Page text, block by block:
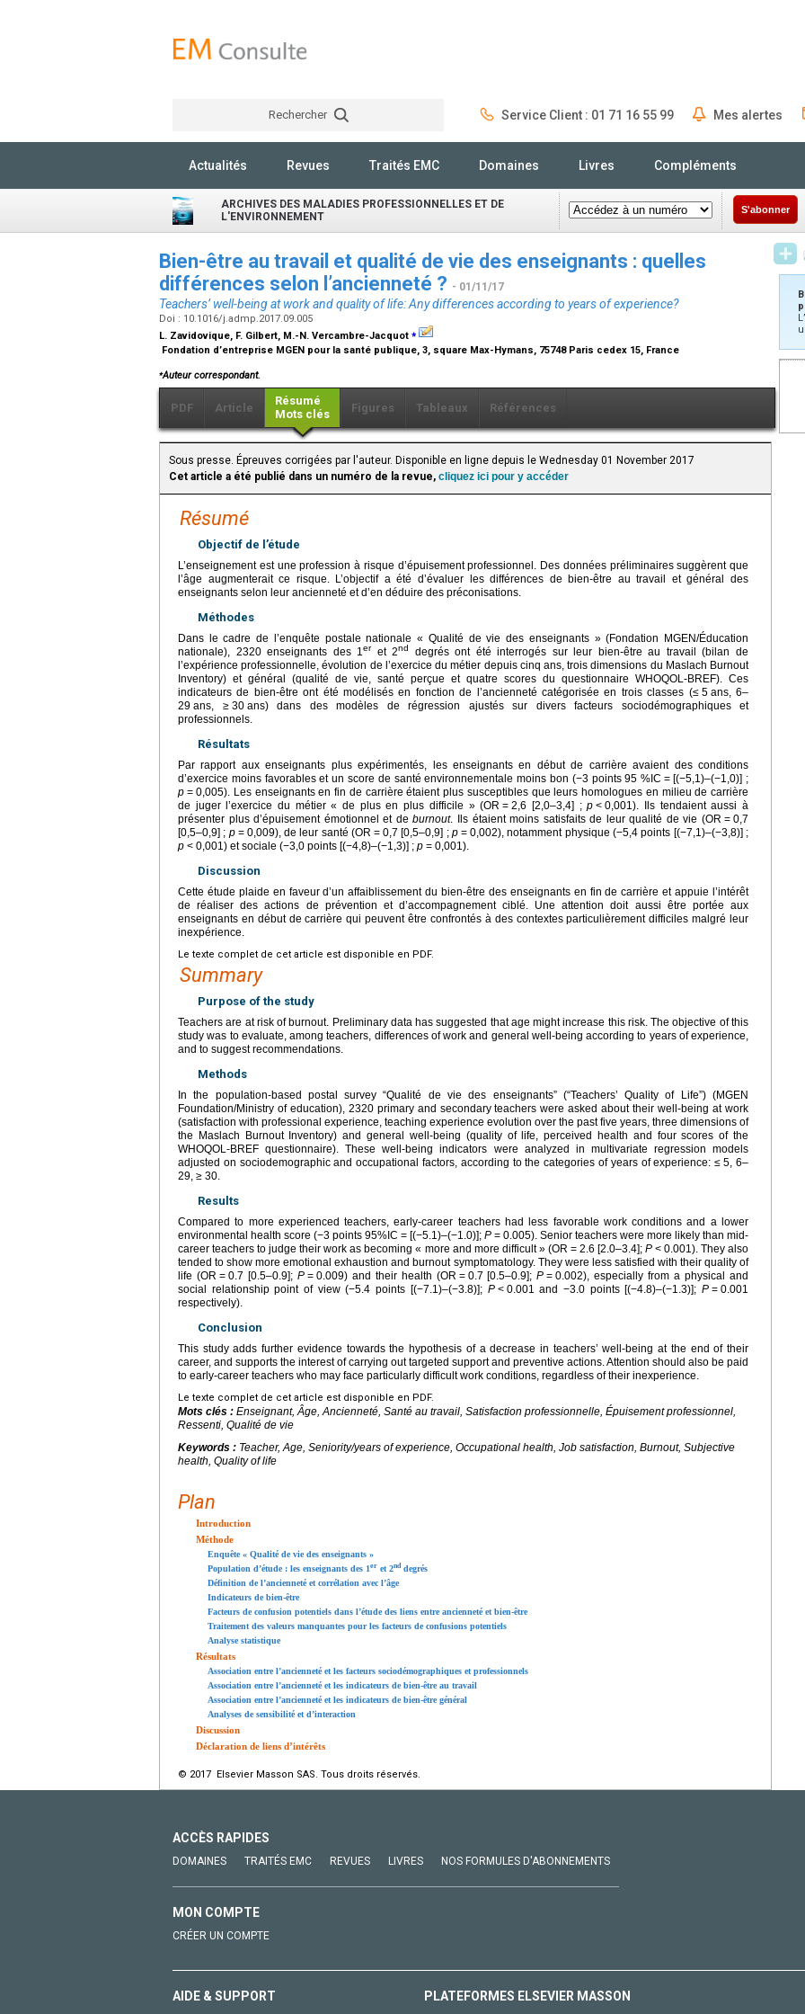
Rechercher Service Client : 01 71 16 55 99 Mes alertes
Actualités Revues Traités EMC Domaines Livres Compléments
ARCHIVES DES MALADIES PROFESSIONNELLES ET DE
L'ENVIRONNEMENT
S'abonner
Bien-être au travail et qualité de vie des enseignants : quelles
différences selon l’ancienneté ? - 01/11/17
Teachers’ well-being at work and quality of life: Any differences according to years of experience?
Doi : 10.1016/j.admp.2017.09.005
L. Zavidovique, F. Gilbert, M.-N. Vercambre-Jacquot ⁎
Fondation d’entreprise MGEN pour la santé publique, 3, square Max-Hymans, 75748 Paris cedex 15, France
⁎Auteur correspondant.
PDF Article
Résumé
Mots clés
Figures Tableaux Références
Sous presse. Épreuves corrigées par l'auteur. Disponible en ligne depuis le Wednesday 01 November 2017
Cet article a été publié dans un numéro de la revue, cliquez ici pour y accéder
Résumé
Objectif de l’étude
L’enseignement est une profession à risque d’épuisement professionnel. Des données préliminaires suggèrent que
l’âge augmenterait ce risque. L’objectif a été d’évaluer les différences de bien-être au travail et général des
enseignants selon leur ancienneté et d’en déduire des préconisations.
Méthodes
Dans le cadre de l’enquête postale nationale « Qualité de vie des enseignants » (Fondation MGEN/Éducation
nationale), 2320 enseignants des 1er et 2nd
degrés ont été interrogés sur leur bien-être au travail (bilan de
l’expérience professionnelle, évolution de l’exercice du métier depuis cinq ans, trois dimensions du Maslach Burnout
Inventory) et général (qualité de vie, santé perçue et quatre scores du questionnaire WHOQOL-BREF). Ces
indicateurs de bien-être ont été modélisés en fonction de l’ancienneté catégorisée en trois classes (≤ 5 ans, 6–
29 ans, ≥ 30 ans) dans des modèles de régression ajustés sur divers facteurs sociodémographiques et
professionnels.
Résultats
Par rapport aux enseignants plus expérimentés, les enseignants en début de carrière avaient des conditions
d’exercice moins favorables et un score de santé environnementale moins bon (−3 points 95 %IC = [(−5,1)–(−1,0)] ;
p = 0,005). Les enseignants en fin de carrière étaient plus susceptibles que leurs homologues en milieu de carrière
de juger l’exercice du métier « de plus en plus difficile » (OR = 2,6 [2,0–3,4] ;p < 0,001). Ils tendaient aussi à
présenter plus d’épuisement émotionnel et deburnout. Ils étaient moins satisfaits de leur qualité de vie (OR = 0,7
[0,5–0,9] ; p = 0,009), de leur santé (OR = 0,7 [0,5–0,9] ;p = 0,002), notamment physique (−5,4 points [(−7,1)–(−3,8)] ;
p < 0,001) et sociale (−3,0 points [(−4,8)–(−1,3)] ; p = 0,001).
Discussion
Cette étude plaide en faveur d’un affaiblissement du bien-être des enseignants en fin de carrière et appuie l’intérêt
de réaliser des actions de prévention et d’accompagnement ciblé. Une attention doit aussi être portée aux
enseignants en début de carrière qui peuvent être confrontés à des contextes particulièrement difficiles malgré leur
inexpérience.
Le texte complet de cet article est disponible en PDF.
Summary
Purpose of the study
Teachers are at risk of burnout. Preliminary data has suggested that age might increase this risk. The objective of this
study was to evaluate, among teachers, differences of work and general well-being according to years of experience,
and to suggest recommendations.
Methods
In the population-based postal survey “Qualité de vie des enseignants” (“Teachers’ Quality of Life”) (MGEN
Foundation/Ministry of education), 2320 primary and secondary teachers were asked about their well-being at work
(satisfaction with professional experience, teaching experience evolution over the past five years, three dimensions of
the Maslach Burnout Inventory) and general well-being (quality of life, perceived health and four scores of the
WHOQOL-BREF questionnaire). These well-being indicators were analyzed in multivariate regression models
adjusted on sociodemographic and occupational factors, according to the categories of years of experience: ≤ 5, 6–
29, ≥ 30.
Results
Compared to more experienced teachers, early-career teachers had less favorable work conditions and a lower
environmental health score (−3 points 95%IC = [(−5.1)–(−1.0)]; P = 0.005). Senior teachers were more likely than mid-
career teachers to judge their work as becoming « more and more difficult » (OR = 2.6 [2.0–3.4]; P < 0.001). They also
tended to show more emotional exhaustion and burnout symptomatology. They were less satisfied with their quality of
life (OR = 0.7 [0.5–0.9]; P = 0.009) and their health (OR = 0.7 [0.5–0.9];P = 0.002), especially from a physical and
social relationship point of view (−5.4 points [(−7.1)–(−3.8)]; P < 0.001 and −3.0 points [(−4.8)–(−1.3)];P = 0.001
respectively).
Conclusion
This study adds further evidence towards the hypothesis of a decrease in teachers’ well-being at the end of their
career, and supports the interest of carrying out targeted support and preventive actions. Attention should also be paid
to early-career teachers who may face particularly difficult work conditions, regardless of their inexperience.
Le texte complet de cet article est disponible en PDF.
Mots clés : Enseignant, Âge, Ancienneté, Santé au travail, Satisfaction professionnelle, Épuisement professionnel,
Ressenti, Qualité de vie
Keywords : Teacher, Age, Seniority/years of experience, Occupational health, Job satisfaction, Burnout, Subjective
health, Quality of life
Plan
Introduction
Méthode
Enquête « Qualité de vie des enseignants »
Population d’étude : les enseignants des 1er et 2nddegrés
Définition de l’ancienneté et corrélation avec l’âge
Indicateurs de bien-être
Facteurs de confusion potentiels dans l’étude des liens entre ancienneté et bien-être
Traitement des valeurs manquantes pour les facteurs de confusions potentiels
Analyse statistique
Résultats
Association entre l’ancienneté et les facteurs sociodémographiques et professionnels
Association entre l’ancienneté et les indicateurs de bien-être au travail
Association entre l’ancienneté et les indicateurs de bien-être général
Analyses de sensibilité et d’interaction
Discussion
Déclaration de liens d’intérêts
© 2017 Elsevier Masson SAS. Tous droits réservés.
ACCÈS RAPIDES
DOMAINES TRAITÉS EMC REVUES LIVRES NOS FORMULES D'ABONNEMENTS
MON COMPTE
CRÉER UN COMPTE
AIDE & SUPPORT PLATEFORMES ELSEVIER MASSON